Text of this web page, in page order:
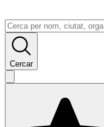
Cercar